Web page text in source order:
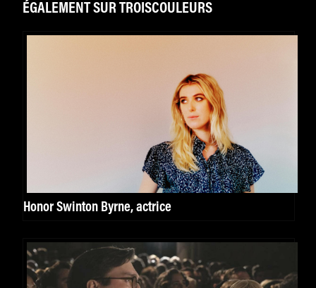
ÉGALEMENT SUR TROISCOULEURS
Honor Swinton Byrne, actrice